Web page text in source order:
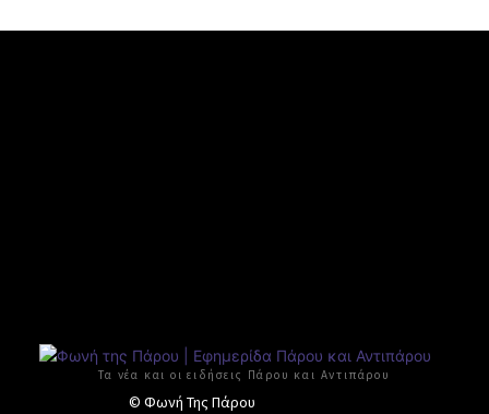
Τα νέα και οι ειδήσεις Πάρου και Αντιπάρου
© Φωνή Της Πάρου